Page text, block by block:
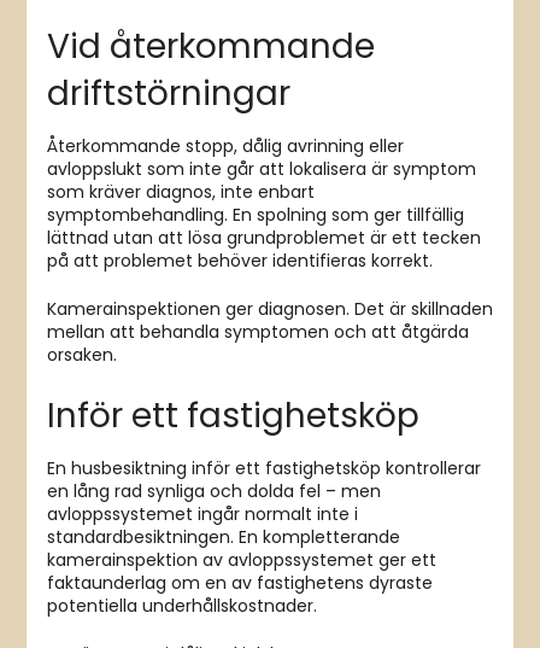
Vid återkommande
driftstörningar
Återkommande stopp, dålig avrinning eller
avloppslukt som inte går att lokalisera är symptom
som kräver diagnos, inte enbart
symptombehandling. En spolning som ger tillfällig
lättnad utan att lösa grundproblemet är ett tecken
på att problemet behöver identifieras korrekt.
Kamerainspektionen ger diagnosen. Det är skillnaden
mellan att behandla symptomen och att åtgärda
orsaken.
Inför ett fastighetsköp
En husbesiktning inför ett fastighetsköp kontrollerar
en lång rad synliga och dolda fel – men
avloppssystemet ingår normalt inte i
standardbesiktningen. En kompletterande
kamerainspektion av avloppssystemet ger ett
faktaunderlag om en av fastighetens dyraste
potentiella underhållskostnader.